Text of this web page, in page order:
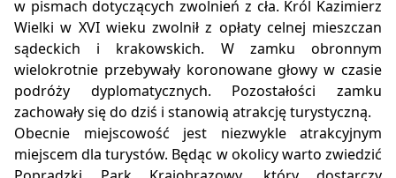
w pismach dotyczących zwolnień z cła. Król Kazimierz
Wielki w XVI wieku zwolnił z opłaty celnej mieszczan
sądeckich i krakowskich. W zamku obronnym
wielokrotnie przebywały koronowane głowy w czasie
podróży dyplomatycznych. Pozostałości zamku
zachowały się do dziś i stanowią atrakcję turystyczną.
Obecnie miejscowość jest niezwykle atrakcyjnym
miejscem dla turystów. Będąc w okolicy warto zwiedzić